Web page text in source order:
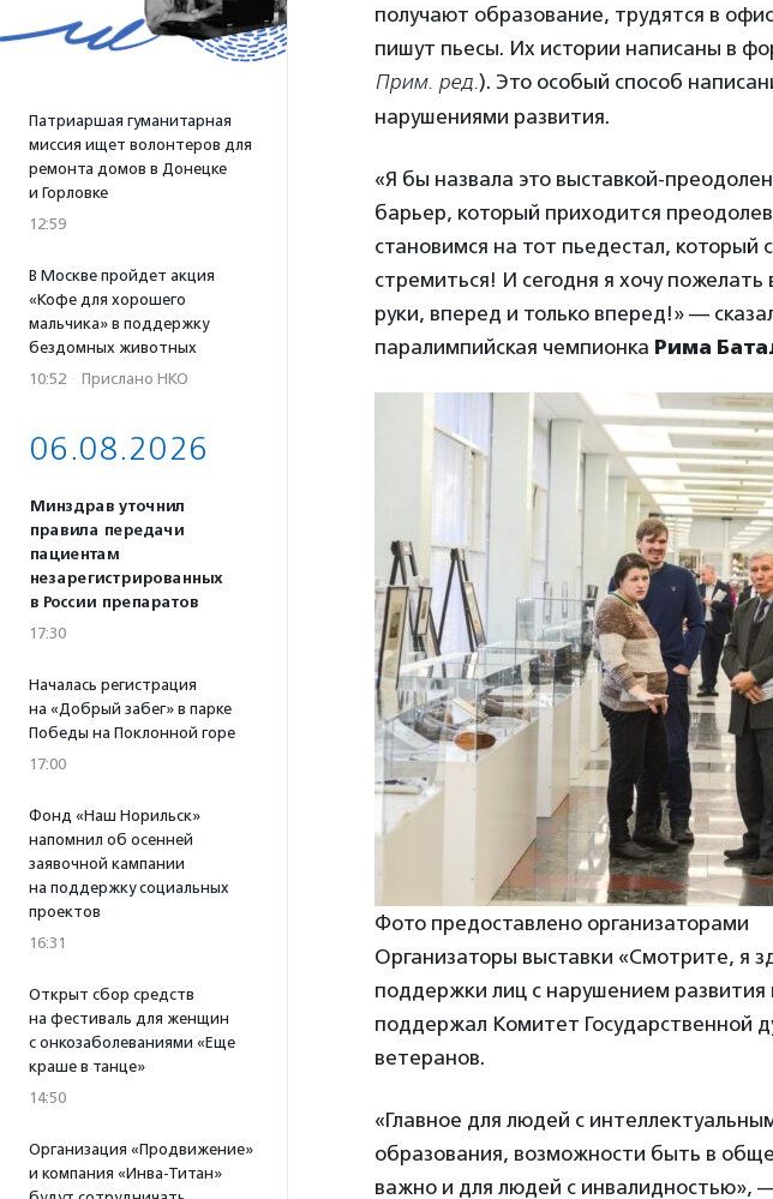
Патриаршая гуманитарная
миссия ищет волонтеров для
ремонта домов в Донецке
и Горловке
12:59
В Москве пройдет акция
«Кофе для хорошего
мальчика» в поддержку
бездомных животных
10:52 · Прислано НКО
06.08.2026
Минздрав уточнил
правила передачи
пациентам
незарегистрированных
в России препаратов
17:30
Началась регистрация
на «Добрый забег» в парке
Победы на Поклонной горе
17:00
Фонд «Наш Норильск»
напомнил об осенней
заявочной кампании
на поддержку социальных
проектов
16:31
Открыт сбор средств
на фестиваль для женщин
с онкозаболеваниями «Еще
краше в танце»
14:50
Организация «Продвижение»
и компания «Инва-Титан»
получают образование, трудятся в
пишут пьесы. Их истории написаны в
Прим. ред.). Это особый способ
нарушениями развития.
«Я бы назвала это выставкой-
барьер, который приходится
становимся на тот пьедестал, который
стремиться! И сегодня я хочу
руки, вперед и только вперед!» —
паралимпийская чемпионка Рима
Фото предоставлено организаторами
Организаторы выставки «Смотрите, я
поддержки лиц с нарушением
поддержал Комитет Государственной
ветеранов.
«Главное для людей с
образования, возможности быть в
важно и для людей с инвалидностью»,